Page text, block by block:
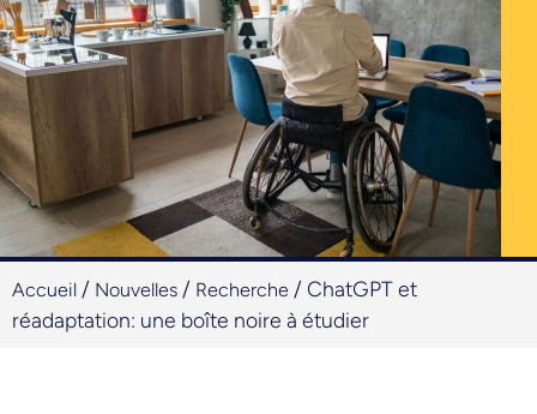
Accueil / Nouvelles / Recherche / ChatGPT et
réadaptation: une boîte noire à étudier